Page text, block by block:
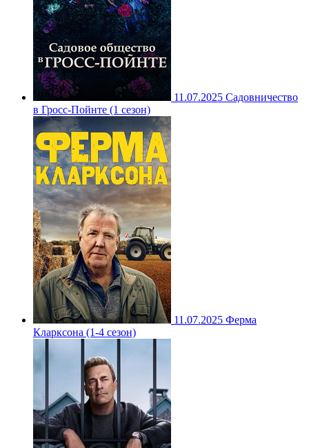
11.07.2025 Садовничество
в Гросс-Пойнте (1 сезон)
11.07.2025 Ферма
Кларксона (1-4 сезон)